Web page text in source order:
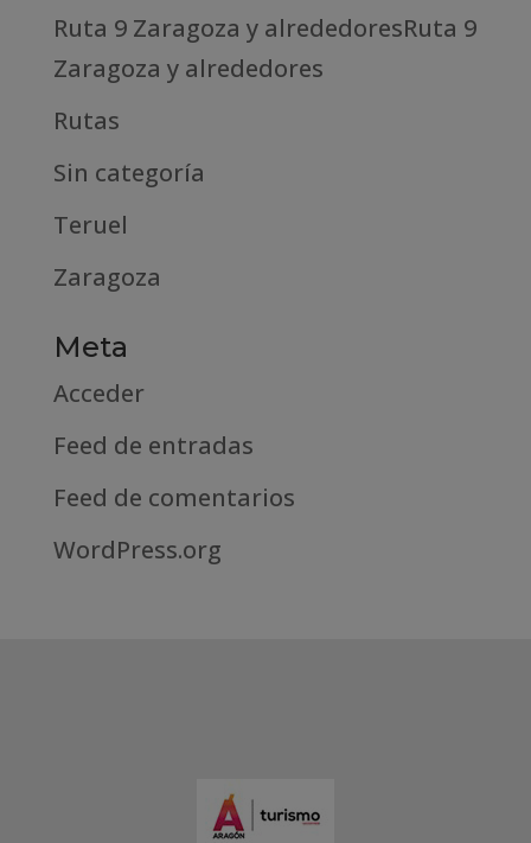
Ruta 9 Zaragoza y alrededoresRuta 9
Zaragoza y alrededores
Rutas
Sin categoría
Teruel
Zaragoza
Meta
Acceder
Feed de entradas
Feed de comentarios
WordPress.org